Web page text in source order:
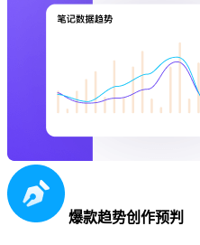
爆款趋势创作预判